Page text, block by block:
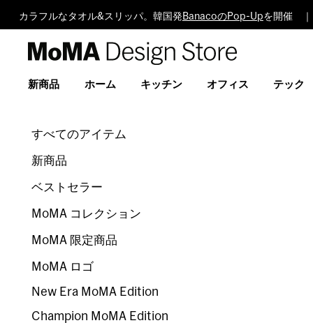
カラフルなタオル&スリッパ。韓国発 BanacoのPop-Upを開催
Design
新商品 ホーム キッチン オフィス テック
すべてのアイテム
新商品
ベストセラー
MoMA コレクション
MoMA 限定商品
MoMA ロゴ
New Era MoMA Edition
Champion MoMA Edition